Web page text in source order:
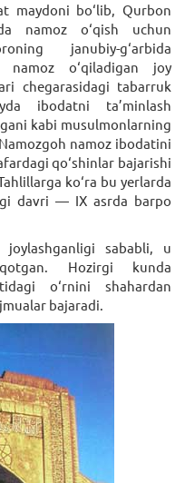
maydoni bo‘lib, Qurbon
namoz o‘qish uchun
janubiy-g‘arbida
namoz o‘qiladigan joy
chegarasidagi tabarruk
ibodatni ta’minlash
kabi musulmonlarning
namoz ibodatini
qo‘shinlar bajarishi
ko‘ra bu yerlarda
davri — IX asrda barpo
joylashganligi sababli, u
Hozirgi kunda
o‘rnini shahardan
bajaradi.